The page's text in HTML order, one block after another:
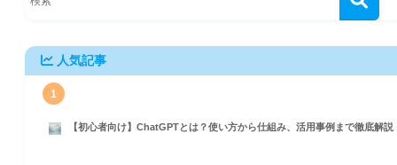
人気記事
1
【初心者向け】ChatGPTとは？使い方から仕組み、活用事例まで徹底解説